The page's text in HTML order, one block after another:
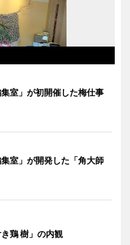
集室」が初開催した梅仕事
集室」が開発した「角大師
鶏 樹」の内観